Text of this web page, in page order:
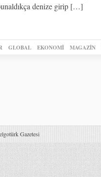
denize girip […]
GLOBAL EKONOMİ MAGAZİN
Gazetesi